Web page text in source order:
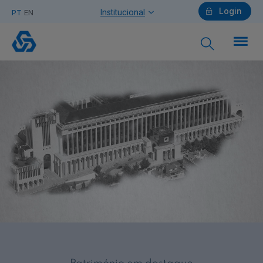
PT EN Login
Institucional
Ajuda Particulares
Saiba mais sobre a Chave Móvel Digital
Sabia
que...